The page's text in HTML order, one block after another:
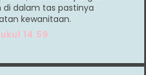
di dalam tas pastinya
kewanitaan.
14.59